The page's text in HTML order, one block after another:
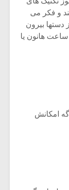
و فکر می
دستها بیرون
میاد. فکر می کنن نوازندگی یعنی روزی ۳ ساعت هانون یا
امکانش